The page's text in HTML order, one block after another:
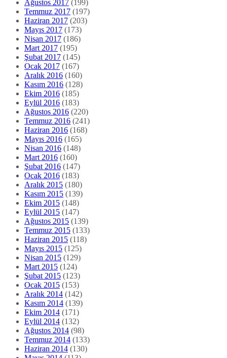
Ağustos 2017 (199)
Temmuz 2017 (197)
Haziran 2017 (203)
Mayıs 2017 (173)
Nisan 2017 (186)
Mart 2017 (195)
Şubat 2017 (145)
Ocak 2017 (167)
Aralık 2016 (160)
Kasım 2016 (128)
Ekim 2016 (185)
Eylül 2016 (183)
Ağustos 2016 (220)
Temmuz 2016 (241)
Haziran 2016 (168)
Mayıs 2016 (165)
Nisan 2016 (148)
Mart 2016 (160)
Şubat 2016 (147)
Ocak 2016 (183)
Aralık 2015 (180)
Kasım 2015 (139)
Ekim 2015 (148)
Eylül 2015 (147)
Ağustos 2015 (139)
Temmuz 2015 (133)
Haziran 2015 (118)
Mayıs 2015 (125)
Nisan 2015 (129)
Mart 2015 (124)
Şubat 2015 (123)
Ocak 2015 (153)
Aralık 2014 (142)
Kasım 2014 (139)
Ekim 2014 (171)
Eylül 2014 (132)
Ağustos 2014 (98)
Temmuz 2014 (133)
Haziran 2014 (130)